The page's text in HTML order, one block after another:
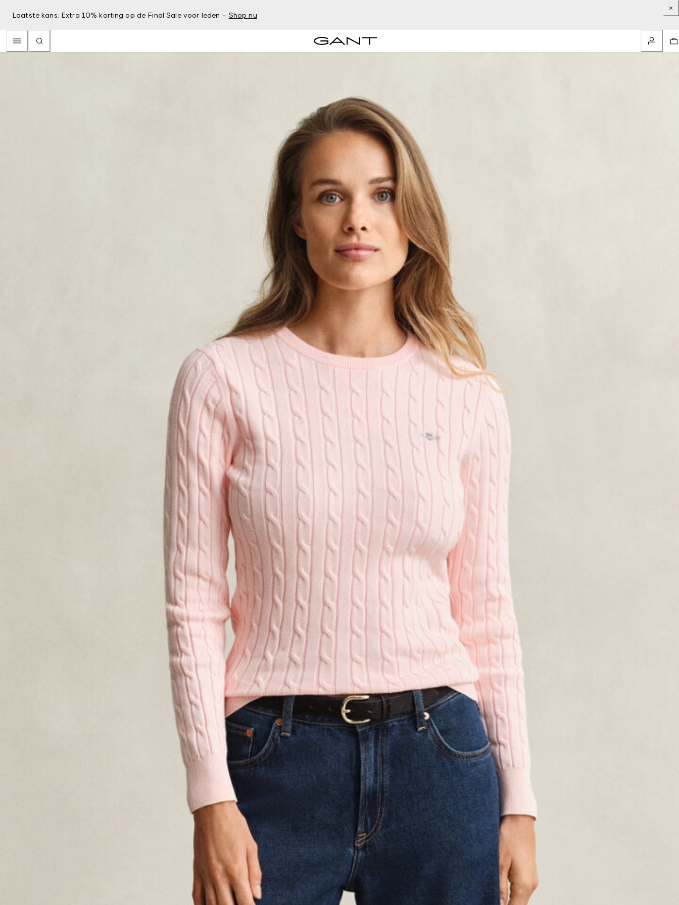
Laatste kans: Extra 10% korting op de Final Sale voor leden – Shop nu